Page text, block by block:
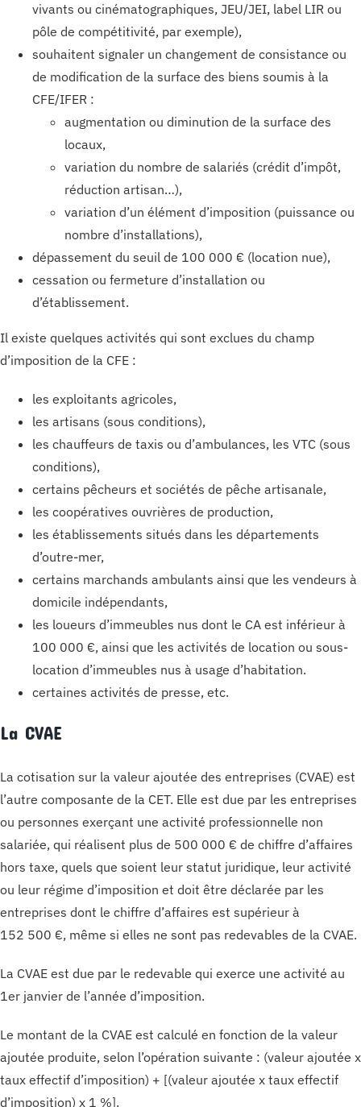
vivants ou cinématographiques, JEU/JEI, label LIR ou
pôle de compétitivité, par exemple),
souhaitent signaler un changement de consistance ou
de modification de la surface des biens soumis à la
CFE/IFER :
augmentation ou diminution de la surface des
locaux,
variation du nombre de salariés (crédit d’impôt,
réduction artisan…),
variation d’un élément d’imposition (puissance ou
nombre d’installations),
dépassement du seuil de 100 000 € (location nue),
cessation ou fermeture d’installation ou
d’établissement.
Il existe quelques activités qui sont exclues du champ
d’imposition de la CFE :
les exploitants agricoles,
les artisans (sous conditions),
les chauffeurs de taxis ou d’ambulances, les VTC (sous
conditions),
certains pêcheurs et sociétés de pêche artisanale,
les coopératives ouvrières de production,
les établissements situés dans les départements
d’outre-mer,
certains marchands ambulants ainsi que les vendeurs à
domicile indépendants,
les loueurs d’immeubles nus dont le CA est inférieur à
100 000 €, ainsi que les activités de location ou sous-
location d’immeubles nus à usage d’habitation.
certaines activités de presse, etc.
La CVAE
La cotisation sur la valeur ajoutée des entreprises (CVAE) est
l’autre composante de la CET. Elle est due par les entreprises
ou personnes exerçant une activité professionnelle non
salariée, qui réalisent plus de 500 000 € de chiffre d’affaires
hors taxe, quels que soient leur statut juridique, leur activité
ou leur régime d’imposition et doit être déclarée par les
entreprises dont le chiffre d’affaires est supérieur à
152 500 €, même si elles ne sont pas redevables de la CVAE.
La CVAE est due par le redevable qui exerce une activité au
1er janvier de l’année d’imposition.
Le montant de la CVAE est calculé en fonction de la valeur
ajoutée produite, selon l’opération suivante : (valeur ajoutée x
taux effectif d’imposition) + [(valeur ajoutée x taux effectif
d’imposition) x 1 %].